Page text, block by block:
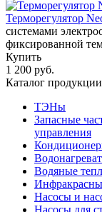
Терморегулятор
системами
фиксированной
Купить
1 200 руб.
Каталог продукции
ТЭНы
Запасные
управления
Водяные
Насосы и
Насосы для